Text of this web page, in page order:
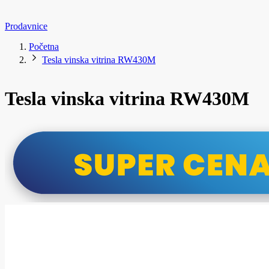
Prodavnice
Početna
Tesla vinska vitrina RW430M
Tesla vinska vitrina RW430M